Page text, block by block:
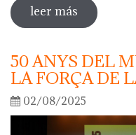
leer más sobre
50 ANYS DEL
LA FORÇA DE
02/08/2025